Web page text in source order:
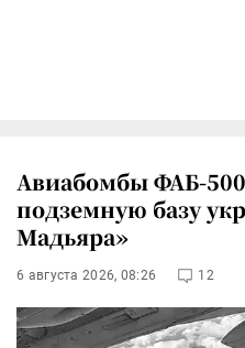
Авиабомбы ФАБ-
подземную базу
Мадьяра»
6 августа 2026, 08:26 12